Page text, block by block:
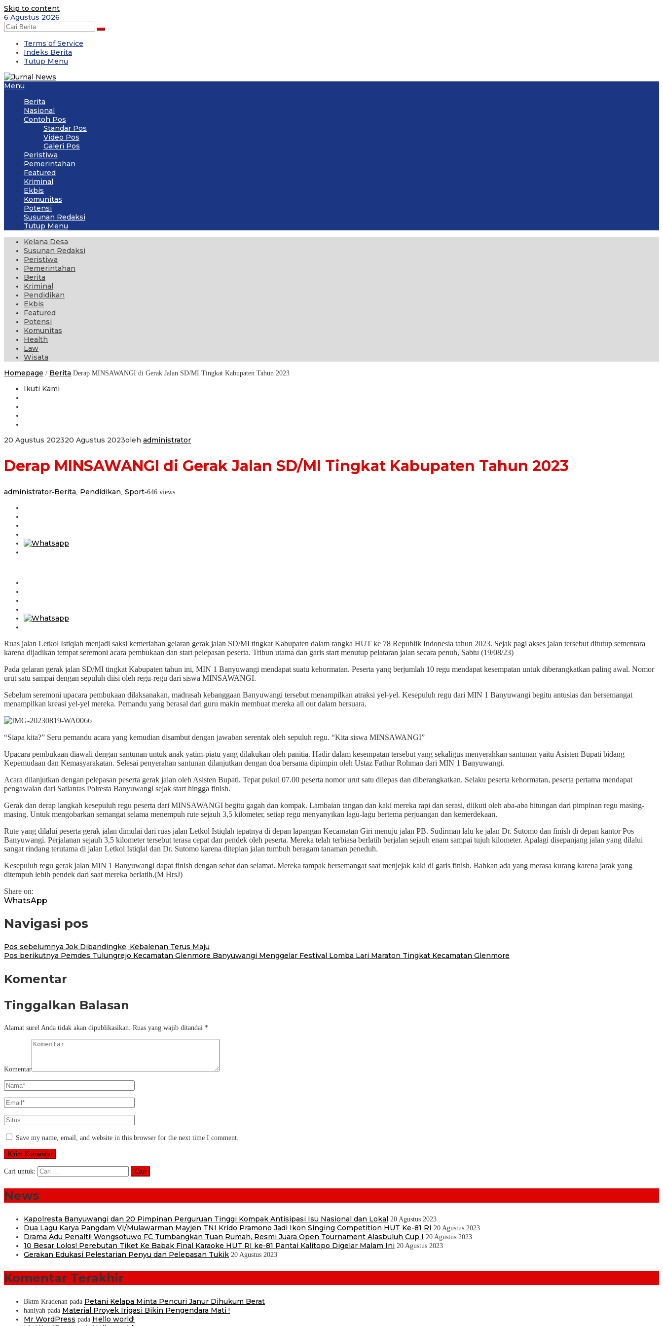
Skip to content
6 Agustus 2026
Terms of Service
Indeks Berita
Tutup Menu
Menu
Berita
Nasional
Contoh Pos
Standar Pos
Video Pos
Galeri Pos
Peristiwa
Pemerintahan
Featured
Kriminal
Ekbis
Komunitas
Potensi
Susunan Redaksi
Tutup Menu
Kelana Desa
Susunan Redaksi
Peristiwa
Pemerintahan
Berita
Kriminal
Pendidikan
Ekbis
Featured
Potensi
Komunitas
Health
Law
Wisata
Homepage / Berita Derap MINSAWANGI di Gerak Jalan SD/MI Tingkat Kabupaten Tahun 2023
Ikuti Kami
20 Agustus 202320 Agustus 2023oleh administrator
Derap MINSAWANGI di Gerak Jalan SD/MI Tingkat Kabupaten Tahun 2023
administrator-Berita Pendidikan Sport-646 views
Ruas jalan Letkol Istiqlah menjadi saksi kemeriahan gelaran gerak jalan SD/MI tingkat Kabupaten dalam rangka HUT ke 78 Republik Indonesia tahun 2023. Sejak pagi akses jalan tersebut ditutup sementara
karena dijadikan tempat seremoni acara pembukaan dan start pelepasan peserta. Tribun utama dan garis start menutup pelataran jalan secara penuh, Sabtu (19/08/23)
Pada gelaran gerak jalan SD/MI tingkat Kabupaten tahun ini, MIN 1 Banyuwangi mendapat suatu kehormatan. Peserta yang berjumlah 10 regu mendapat kesempatan untuk diberangkatkan paling awal. Nomor
urut satu sampai dengan sepuluh diisi oleh regu-regu dari siswa MINSAWANGI.
Sebelum seremoni upacara pembukaan dilaksanakan, madrasah kebanggaan Banyuwangi tersebut menampilkan atraksi yel-yel. Kesepuluh regu dari MIN 1 Banyuwangi begitu antusias dan bersemangat
menampilkan kreasi yel-yel mereka. Pemandu yang berasal dari guru makin membuat mereka all out dalam bersuara.
“Siapa kita?” Seru pemandu acara yang kemudian disambut dengan jawaban serentak oleh sepuluh regu. “Kita siswa MINSAWANGI”
Upacara pembukaan diawali dengan santunan untuk anak yatim-piatu yang dilakukan oleh panitia. Hadir dalam kesempatan tersebut yang sekaligus menyerahkan santunan yaitu Asisten Bupati bidang
Kepemudaan dan Kemasyarakatan. Selesai penyerahan santunan dilanjutkan dengan doa bersama dipimpin oleh Ustaz Fathur Rohman dari MIN 1 Banyuwangi.
Acara dilanjutkan dengan pelepasan peserta gerak jalan oleh Asisten Bupati. Tepat pukul 07.00 peserta nomor urut satu dilepas dan diberangkatkan. Selaku peserta kehormatan, peserta pertama mendapat
pengawalan dari Satlantas Polresta Banyuwangi sejak start hingga finish.
Gerak dan derap langkah kesepuluh regu peserta dari MINSAWANGI begitu gagah dan kompak. Lambaian tangan dan kaki mereka rapi dan serasi, diikuti oleh aba-aba hitungan dari pimpinan regu masing-
masing. Untuk mengobarkan semangat selama menempuh rute sejauh 3,5 kilometer, setiap regu menyanyikan lagu-lagu bertema perjuangan dan kemerdekaan.
Rute yang dilalui peserta gerak jalan dimulai dari ruas jalan Letkol Istiqlah tepatnya di depan lapangan Kecamatan Giri menuju jalan PB. Sudirman lalu ke jalan Dr. Sutomo dan finish di depan kantor Pos
Banyuwangi. Perjalanan sejauh 3,5 kilometer tersebut terasa cepat dan pendek oleh peserta. Mereka telah terbiasa berlatih berjalan sejauh enam sampai tujuh kilometer. Apalagi disepanjang jalan yang dilalui
sangat rindang terutama di jalan Letkol Istiqlal dan Dr. Sutomo karena ditepian jalan tumbuh beragam tanaman peneduh.
Kesepuluh regu gerak jalan MIN 1 Banyuwangi dapat finish dengan sehat dan selamat. Mereka tampak bersemangat saat menjejak kaki di garis finish. Bahkan ada yang merasa kurang karena jarak yang
ditempuh lebih pendek dari saat mereka berlatih.(M HrsJ)
Share on:
WhatsApp
Navigasi pos
Pos sebelumnya Jok Dibandingke, Kebalenan Terus Maju
Pos berikutnya Pemdes Tulungrejo Kecamatan Glenmore Banyuwangi Menggelar Festival Lomba Lari Maraton Tingkat Kecamatan Glenmore
Komentar
Tinggalkan Balasan
Alamat surel Anda tidak akan dipublikasikan. Ruas yang wajib ditandai *
Komentar
Save my name, email, and website in this browser for the next time I comment.
Cari untuk:
News
Kapolresta Banyuwangi dan 20 Pimpinan Perguruan Tinggi Kompak Antisipasi Isu Nasional dan Lokal 20 Agustus 2023
Dua Lagu Karya Pangdam VI/Mulawarman Mayjen TNI Krido Pramono Jadi Ikon Singing Competition HUT Ke-81 RI 20 Agustus 2023
Drama Adu Penalti! Wongsotuwo FC Tumbangkan Tuan Rumah, Resmi Juara Open Tournament Alasbuluh Cup I 20 Agustus 2023
10 Besar Lolos! Perebutan Tiket Ke Babak Final Karaoke HUT RI ke-81 Pantai Kalitopo Digelar Malam Ini 20 Agustus 2023
Gerakan Edukasi Pelestarian Penyu dan Pelepasan Tukik 20 Agustus 2023
Komentar Terakhir
Bktm Kradenan pada Petani Kelapa Minta Pencuri Janur Dihukum Berat
haniyah pada Material Proyek Irigasi Bikin Pengendara Mati !
Mr WordPress pada Hello world!